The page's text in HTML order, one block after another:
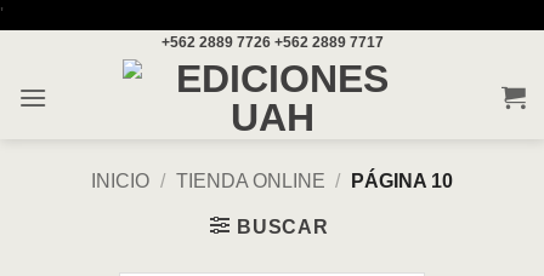
'
+562 2889 7726 +562 2889 7717
INICIO / TIENDA ONLINE / PÁGINA 10
BUSCAR